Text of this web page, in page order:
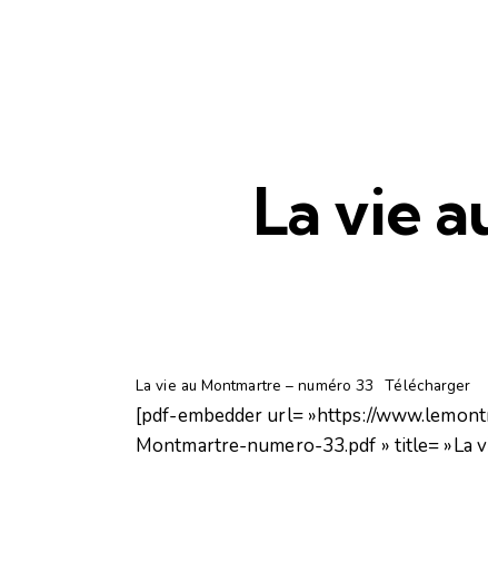
La vie
La vie au Montmartre – numéro 33 Télécharger
[pdf-embedder url= »https://
Montmartre-numero-33.pdf » title= »La